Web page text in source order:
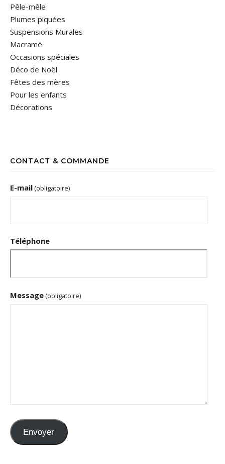
Pêle-mêle
Plumes piquées
Suspensions Murales
Macramé
Occasions spéciales
Déco de Noël
Fêtes des mères
Pour les enfants
Décorations
CONTACT & COMMANDE
E-mail (obligatoire)
Téléphone
Message (obligatoire)
Envoyer